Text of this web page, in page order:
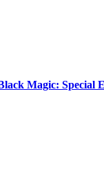
Magic: Special